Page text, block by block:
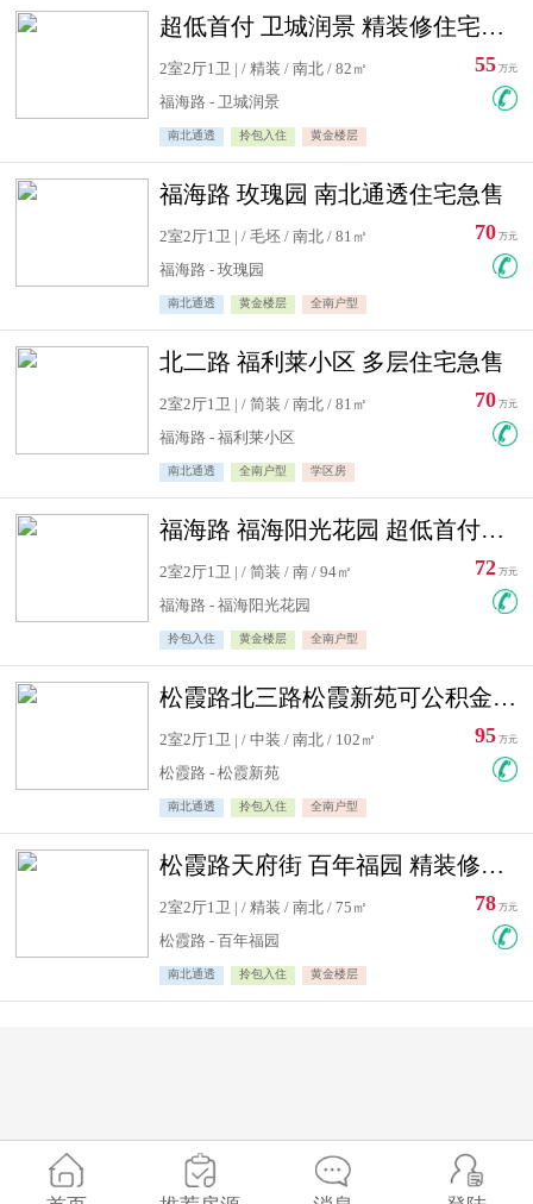
超低首付 卫城润景 精装修住宅急售 可公积金贷款
2室2厅1卫 | / 精装 / 南北 / 82㎡
福海路 - 卫城润景
南北通透 拎包入住 黄金楼层
55 万元
福海路 玫瑰园 南北通透住宅急售
2室2厅1卫 | / 毛坯 / 南北 / 81㎡
福海路 - 玫瑰园
南北通透 黄金楼层 全南户型
70 万元
北二路 福利莱小区 多层住宅急售
2室2厅1卫 | / 简装 / 南北 / 81㎡
福海路 - 福利莱小区
南北通透 全南户型 学区房
70 万元
福海路 福海阳光花园 超低首付住宅急售
2室2厅1卫 | / 简装 / 南 / 94㎡
福海路 - 福海阳光花园
拎包入住 黄金楼层 全南户型
72 万元
松霞路北三路松霞新苑可公积金贷款北小区南北通透住宅急售
2室2厅1卫 | / 中装 / 南北 / 102㎡
松霞路 - 松霞新苑
南北通透 拎包入住 全南户型
95 万元
松霞路天府街 百年福园 精装修住宅急售
2室2厅1卫 | / 精装 / 南北 / 75㎡
松霞路 - 百年福园
南北通透 拎包入住 黄金楼层
78 万元